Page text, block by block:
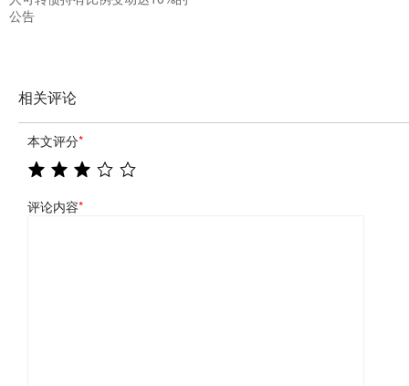
公告
相关评论
本文评分*
评论内容*